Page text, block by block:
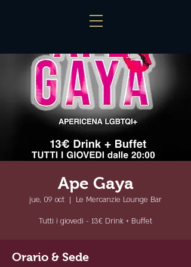
Ape Gaya
jue, 09 oct
  |
Le Mercanzie Lounge Bar
Tutti i giovedì - 13€ Drink + Buffet
Orario & Sede